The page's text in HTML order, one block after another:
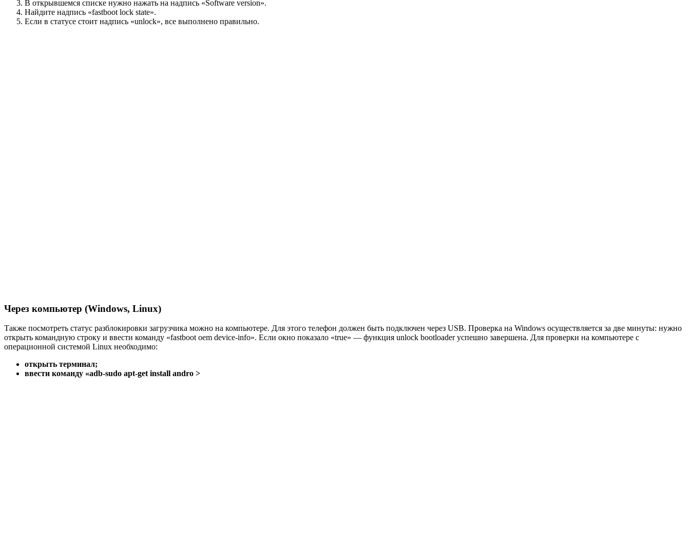
В открывшемся списке нужно нажать на надпись «Software version».
Найдите надпись «fastboot lock state».
Если в статусе стоит надпись «unlock», все выполнено правильно.
Через компьютер (Windows, Linux)
Также посмотреть статус разблокировки загрузчика можно на компьютере. Для этого телефон должен быть подключен через USB. Проверка на Windows осуществляется за две минуты: нужно
открыть командную строку и ввести команду «fastboot oem device-info». Если окно показало «true» — функция unlock bootloader успешно завершена. Для проверки на компьютере с
операционной системой Linux необходимо:
открыть терминал;
ввести команду «adb-sudo apt-get install andro >